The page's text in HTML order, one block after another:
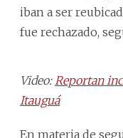
iban a ser
fue rechazado,
Video: Reportan
Itauguá
En materia de